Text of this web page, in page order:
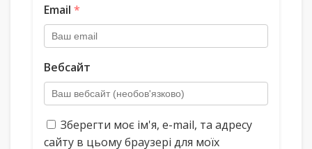
Email *
Вебсайт
Зберегти моє ім'я, e-mail, та адресу
сайту в цьому браузері для моїх